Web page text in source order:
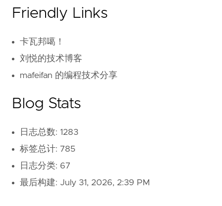
Friendly Links
卡瓦邦噶！
刘悦的技术博客
mafeifan 的编程技术分享
Blog Stats
日志总数: 1283
标签总计: 785
日志分类: 67
最后构建: July 31, 2026, 2:39 PM